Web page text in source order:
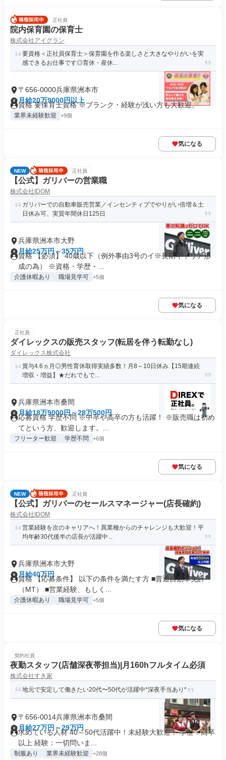
正社員
院内保育園の保育士
株式会社アイグラン
要資格＜正社員保育士＞保育園を作る楽しさと大きなやりがいを実
感できるお仕事です◎育休・産休...
〒656-0000兵庫県洲本市
月給20万9000円以上
資格 要保育士資格 ※ブランク・経験が浅い方も大歓迎。
業界未経験歓迎 +9個
気になる
NEW 正社員
【公式】ガリバーの営業職
株式会社IDOM
ガリバーでの自動車販売営業／インセンティブでやりがい倍増＆土
日休み可、実質年間休日125日
兵庫県洲本市大野
月給25万円～35万円
資格 【必須】 40歳以下（例外事由3号のイ※長期キャリア形
成の為） ※資格・学歴・...
介護休暇あり 職場見学可 +5個
気になる
正社員
ダイレックスの販売スタッフ(転居を伴う転勤なし)
ダイレックス株式会社
賞与4.6ヵ月◎男性育休取得実績多数！月8～10日休み【15期連続
増収・増益】★だれでもで...
兵庫県洲本市桑間
月給18万9000円～28万500円
応募資格 学歴不問 ※中卒や高卒の方も活躍！ ※販売職は初め
てという方、歓迎します。...
フリーター歓迎 学歴不問 +6個
気になる
NEW 正社員
【公式】ガリバーのセールスマネージャー(店長確約)
株式会社IDOM
営業経験を次のキャリアへ！異業種からのチャレンジも大歓迎！平
均年齢30代後半の店長が活躍中...
兵庫県洲本市大野
月給40万円
資格 【応募条件】 以下の条件を満たす方 ■普通自動車免許
（MT） ■営業経験、もしく...
介護休暇あり 職場見学可 +5個
気になる
契約社員
夜勤スタッフ(店舗深夜帯担当)|月160hフルタイム必須
株式会社すき家
地元で安定して働きたい20代〜50代が活躍中*深夜手当あり*
〒656-0014兵庫県洲本市桑間
月給27万円～29万円
求めている人材 40～50代活躍中！未経験大歓迎！ 学歴：高卒
以上 経験：一切問いま...
制服あり 業界未経験歓迎 +28個